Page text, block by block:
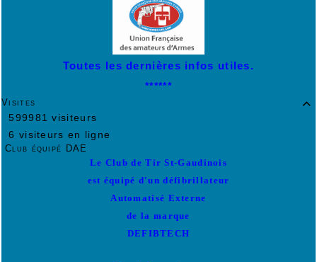
Toutes les dernières infos utiles.
******

Visites
599981 visiteurs
6 visiteurs en ligne
Club équipé DAE
Le Club de Tir St-Gaudinois
est équipé d'un défibrillateur
Automatisé Externe
de la marque
DEFIBTECH